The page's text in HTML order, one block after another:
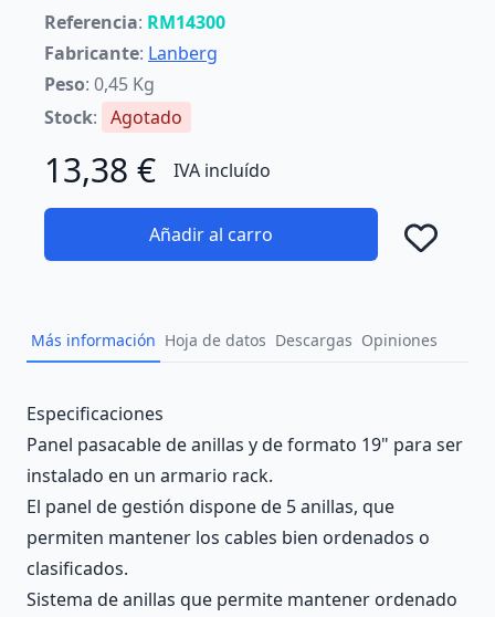
Referencia: RM14300
Fabricante: Lanberg
Peso: 0,45 Kg
Stock: Agotado
13,38 € IVA incluído
Añadir al carro
Más información Hoja de datos Descargas Opiniones
Description
Especificaciones
Panel pasacable de anillas y de formato 19" para ser
instalado en un armario rack.
El panel de gestión dispone de 5 anillas, que
permiten mantener los cables bien ordenados o
clasificados.
Sistema de anillas que permite mantener ordenado